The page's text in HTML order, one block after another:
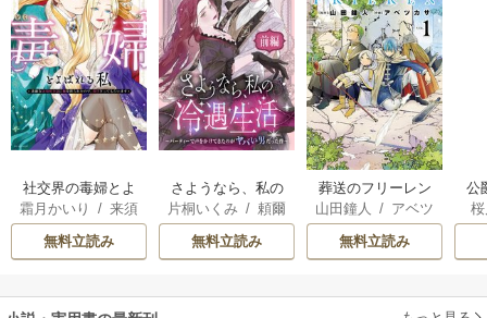
社交界の毒婦とよ
ばれる私～素敵な
辺境伯令息に腕を
折られたので、責
す～
霜月かいり /来須
みかん
無料立読み
さようなら、私の
冷遇生活 ～パーテ
ィーで声をかけて
きたのがヤバい男
片桐いくみ /頼爾
無料立読み
葬送のフリーレン
山田鐘人 / アベツ
カサ
無料立読み
公
は